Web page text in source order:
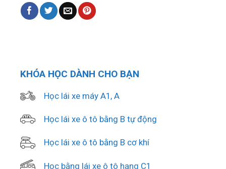
KHÓA HỌC DÀNH CHO BẠN
Học lái xe máy A1, A
Học lái xe ô tô bằng B tự động
Học lái xe ô tô bằng B cơ khí
Học bằng lái xe ô tô hạng C1